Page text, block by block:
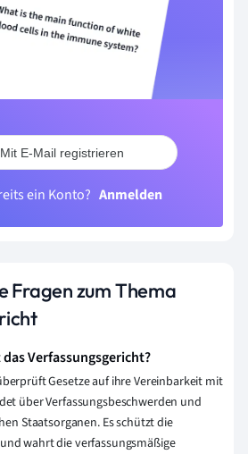
Mit E-Mail registrieren
ein Konto? Anmelden
Fragen zum Thema
Verfassungsgericht?
Gesetze auf ihre Vereinbarkeit mit
über Verfassungsbeschwerden und
Staatsorganen. Es schützt die
wahrt die verfassungsmäßige